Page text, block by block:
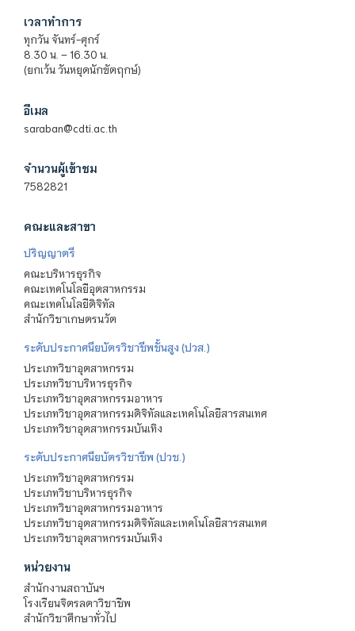
เวลาทำการ
ทุกวัน จันทร์-ศุกร์
8.30 น. – 16.30 น.
(ยกเว้น วันหยุดนักขัตฤกษ์)
อีเมล
saraban@cdti.ac.th
จำนวนผู้เข้าชม
7582821
คณะและสาขา
ปริญญาตรี
คณะบริหารธุรกิจ
คณะเทคโนโลยีอุตสาหกรรม
คณะเทคโนโลยีดิจิทัล
สำนักวิชาเกษตรนวัต
ระดับประกาศนียบัตรวิชาชีพชั้นสูง (ปวส.)
ประเภทวิชาอุตสาหกรรม
ประเภทวิชาบริหารธุรกิจ
ประเภทวิชาอุตสาหกรรมอาหาร
ประเภทวิชาอุตสาหกรรมดิจิทัลและเทคโนโลยีสารสนเทศ
ประเภทวิชาอุตสาหกรรมบันเทิง
ระดับประกาศนียบัตรวิชาชีพ (ปวช.)
ประเภทวิชาอุตสาหกรรม
ประเภทวิชาบริหารธุรกิจ
ประเภทวิชาอุตสาหกรรมอาหาร
ประเภทวิชาอุตสาหกรรมดิจิทัลและเทคโนโลยีสารสนเทศ
ประเภทวิชาอุตสาหกรรมบันเทิง
หน่วยงาน
สำนักงานสถาบันฯ
โรงเรียนจิตรลดาวิชาชีพ
สำนักวิชาศึกษาทั่วไป